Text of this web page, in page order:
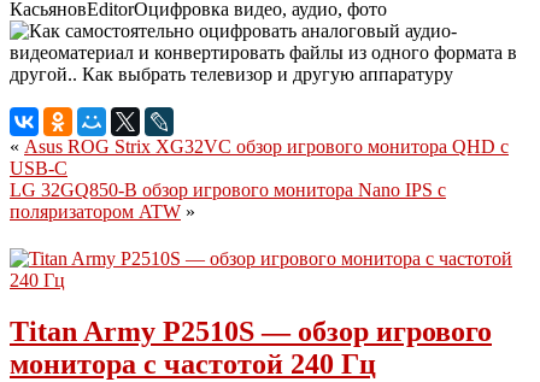
КасьяновEditorОцифровка видео, аудио, фото
« Asus ROG Strix XG32VC обзор игрового монитора QHD с
USB-C
LG 32GQ850-B обзор игрового монитора Nano IPS с
поляризатором ATW »
Titan Army P2510S — обзор игрового
монитора с частотой 240 Гц